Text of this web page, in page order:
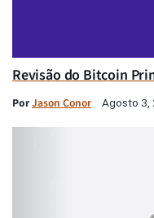
Revisão do Bitcoin
PorJason Conor Agosto 3,